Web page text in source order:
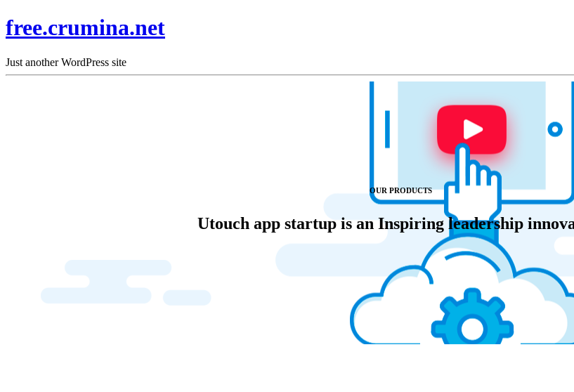
free.crumina.net
Just another WordPress site
OUR PRODUCTS
Utouch app startup is an Inspiring leadership